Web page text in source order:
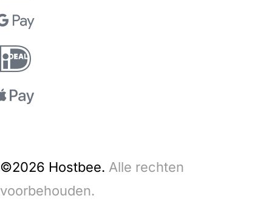
©2026 Hostbee. Alle rechten
voorbehouden.